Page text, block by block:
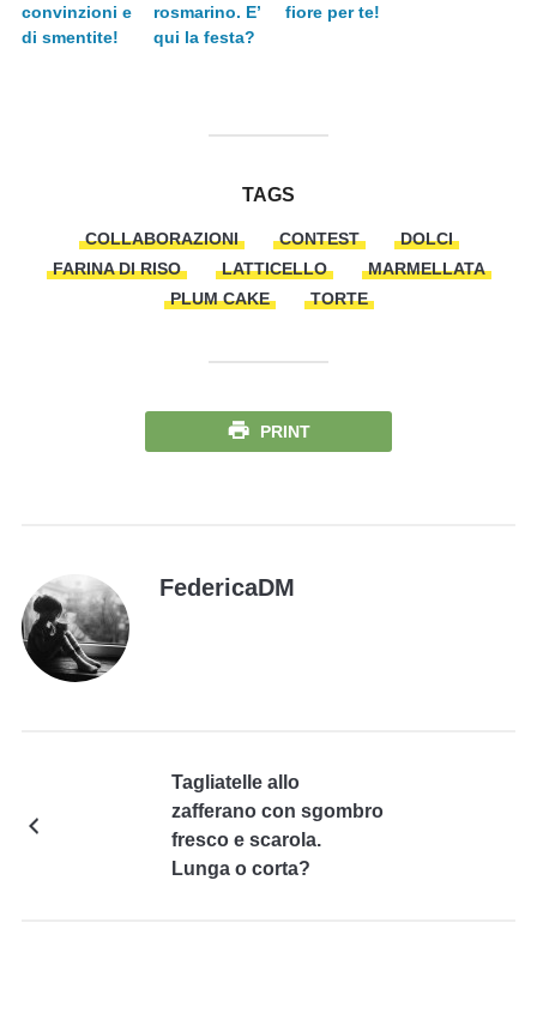
convinzioni e
di smentite!
rosmarino. E’
qui la festa?
fiore per te!
TAGS
COLLABORAZIONI CONTEST
DOLCI
FARINA DI RISO
LATTICELLO
MARMELLATA
PLUM CAKE
TORTE
PRINT
FedericaDM
Tagliatelle allo
zafferano con sgombro
fresco e scarola.
Lunga o corta?